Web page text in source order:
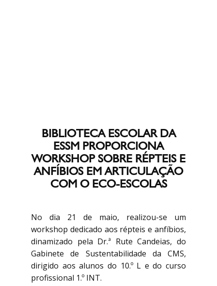
BIBLIOTECA ESCOLAR DA
ESSM PROPORCIONA
WORKSHOP SOBRE RÉPTEIS E
ANFÍBIOS EM ARTICULAÇÃO
COM O ECO-ESCOLAS
No dia 21 de maio, realizou-se um
workshop dedicado aos répteis e anfíbios,
dinamizado pela Dr.ª Rute Candeias, do
Gabinete de Sustentabilidade da CMS,
dirigido aos alunos do 10.º L e do curso
profissional 1.º INT.